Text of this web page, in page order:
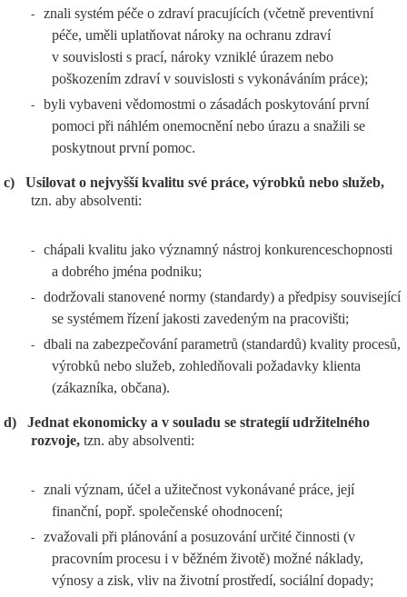
-
znali systém péče o zdraví pracujících (včetně preventivní
péče, uměli uplatňovat nároky na ochranu zdraví
v souvislosti s prací, nároky vzniklé úrazem nebo
poškozením zdraví v souvislosti s vykonáváním práce);
-
byli vybaveni vědomostmi o zásadách poskytování první
pomoci při náhlém onemocnění nebo úrazu a snažili se
poskytnout první pomoc.
c)
Usilovat o nejvyšší kvalitu své práce, výrobků nebo služeb,
tzn. aby absolventi:
-
chápali kvalitu jako významný nástroj konkurenceschopnosti
a dobrého jména podniku;
-
dodržovali stanovené normy (standardy) a předpisy související
se systémem řízení jakosti zavedeným na pracovišti;
-
dbali na zabezpečování parametrů (standardů) kvality procesů,
výrobků nebo služeb, zohledňovali požadavky klienta
(zákazníka, občana).
d)
Jednat ekonomicky a v souladu se strategií udržitelného
rozvoje, tzn. aby absolventi:
-
znali význam, účel a užitečnost vykonávané práce, její
finanční, popř. společenské ohodnocení;
-
zvažovali při plánování a posuzování určité činnosti (v
pracovním procesu i v běžném životě) možné náklady,
výnosy a zisk, vliv na životní prostředí, sociální dopady;